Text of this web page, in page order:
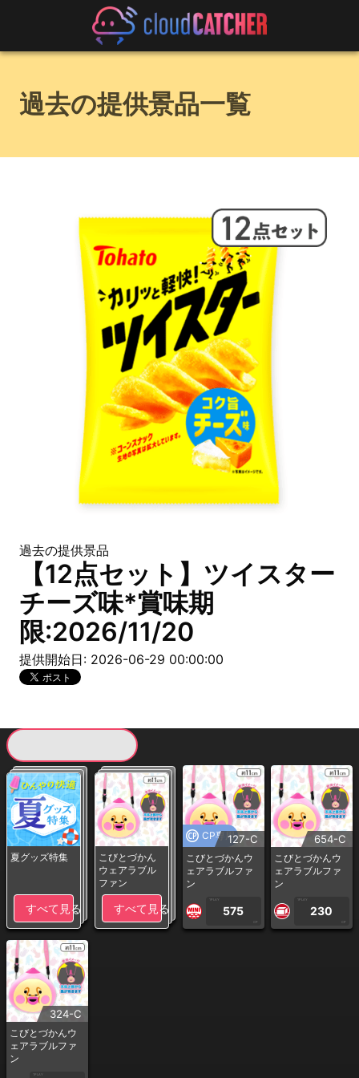
過去の提供景品一覧
過去の提供景品
【12点セット】ツイスター
チーズ味*賞味期
限:2026/11/20
提供開始日: 2026-06-29 00:00:00
夏グッズ特集
すべて見る
こびとづかん
ウェアラブル
ファン
すべて見る
CP専用127-C
こびとづかんウ
ェアラブルファ
ン
1PLAY
575
CP
654-C
こびとづかんウ
ェアラブルファ
ン
1PLAY
230
CP
324-C
こびとづかんウ
ェアラブルファ
ン
1PLAY